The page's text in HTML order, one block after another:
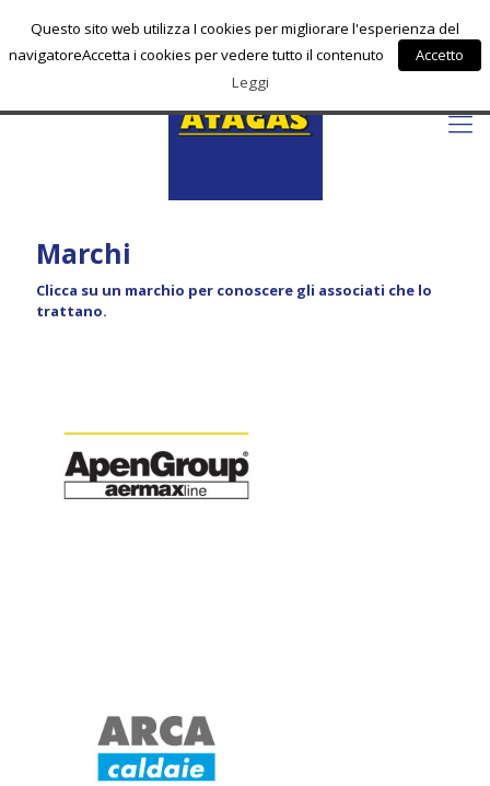
Marchi
Clicca su un marchio per conoscere gli associati che lo
trattano.
Questo sito web utilizza I cookies per migliorare l'esperienza del
navigatoreAccetta i cookies per vedere tutto il contenuto
Accetto
Leggi